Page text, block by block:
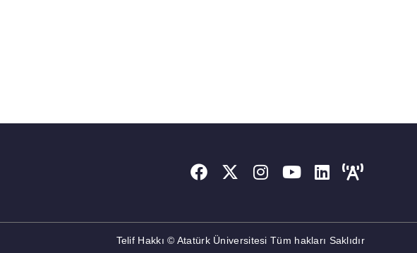
Telif Hakkı © Atatürk Üniversitesi Tüm hakları Saklıdır